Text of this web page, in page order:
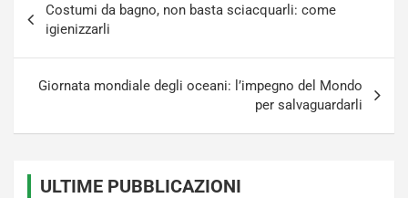
articoli
Costumi da bagno, non basta sciacquarli: come
igienizzarli
Giornata mondiale degli oceani: l’impegno del Mondo
per salvaguardarli
ULTIME PUBBLICAZIONI